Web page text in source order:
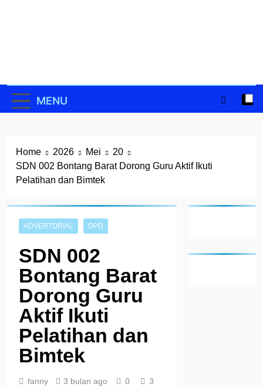
MENU
Home 2026 Mei
20
SDN 002 Bontang Barat Dorong Guru Aktif Ikuti
Pelatihan dan Bimtek
ADVERTORIAL OPD
SDN 002
Bontang Barat
Dorong Guru
Aktif Ikuti
Pelatihan dan
Bimtek
fanny 3 bulan ago 0
3